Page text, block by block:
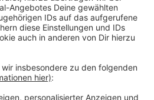
dem Laufenden
bleiben!
- mit unserem kostenlosen
Newsletter. Ob Nachrichten,
neuesten Aktionen - wir
dich.